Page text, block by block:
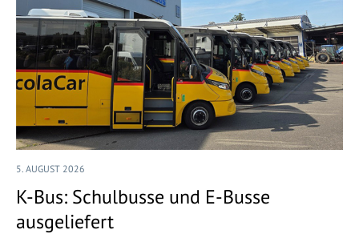
5. AUGUST 2026
K-Bus: Schulbusse und E-Busse
ausgeliefert